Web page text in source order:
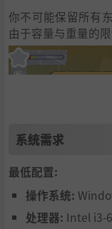
你不可能保留所有
由于容量与重量的
系统需求
最低配置:
操作系统:
处理器: Intel i3-